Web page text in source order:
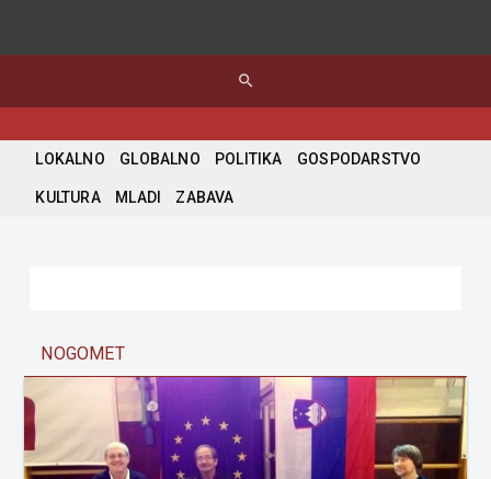
search
LOKALNO GLOBALNO POLITIKA GOSPODARSTVO
KULTURA MLADI ZABAVA
NOGOMET